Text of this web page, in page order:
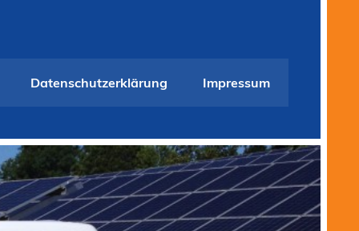
Datenschutzerklärung Impressum